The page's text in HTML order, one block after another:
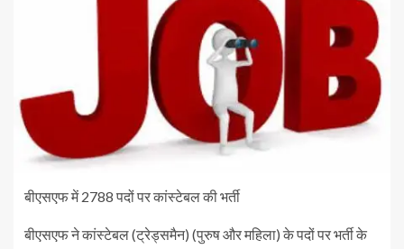
बीएसएफ में 2788 पदों पर कांस्टेबल की भर्ती
बीएसएफ ने कांस्टेबल (ट्रेड्समैन) (पुरुष और महिला) के पदों पर भर्ती के